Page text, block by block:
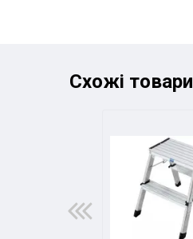
Схожі товари